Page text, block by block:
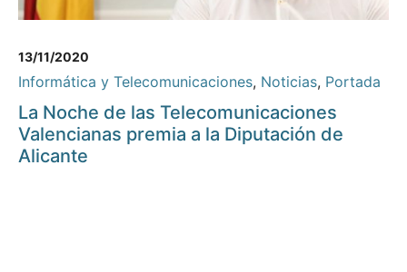
13/11/2020
Informática y Telecomunicaciones, Noticias, Portada
La Noche de las Telecomunicaciones
Valencianas premia a la Diputación de
Alicante